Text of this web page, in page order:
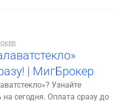
| МигБрокер
Узнайте
сегодня. Оплата сразу до